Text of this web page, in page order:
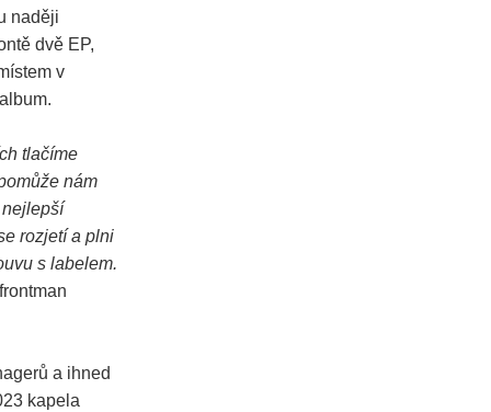
naději
dvě EP,
v
tlačíme
nám
nejlepší
rozjetí a plni
s labelem.
a ihned
kapela